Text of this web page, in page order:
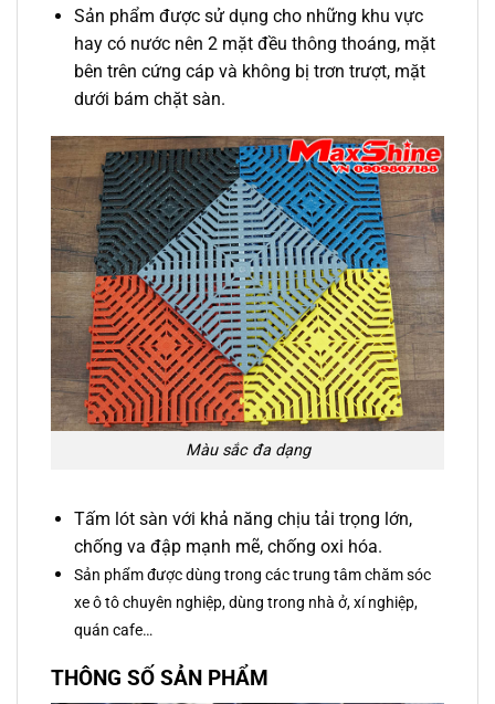
Sản phẩm được sử dụng cho những khu vực
hay có nước nên 2 mặt đều thông thoáng, mặt
bên trên cứng cáp và không bị trơn trượt, mặt
dưới bám chặt sàn.
Màu sắc đa dạng
Tấm lót sàn với khả năng chịu tải trọng lớn,
chống va đập mạnh mẽ, chống oxi hóa.
Sản phẩm được dùng trong các trung tâm chăm sóc
xe ô tô chuyên nghiệp, dùng trong nhà ở, xí nghiệp,
quán cafe…
THÔNG SỐ SẢN PHẨM